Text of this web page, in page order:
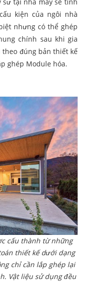
kiện của ngôi nhà
nhưng có thể ghép
chính sau khi gia
theo đúng bản thiết kế
ghép Module hóa.
cấu thành từ những
thiết kế dưới dạng
chỉ cần lắp ghép lại
Vật liệu sử dụng đều